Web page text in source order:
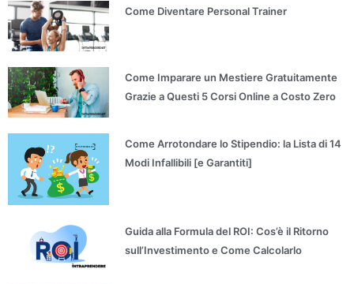
Come Diventare Personal Trainer
Come Imparare un Mestiere Gratuitamente
Grazie a Questi 5 Corsi Online a Costo Zero
Come Arrotondare lo Stipendio: la Lista di 14
Modi Infallibili [e Garantiti]
Guida alla Formula del ROI: Cos’è il Ritorno
sull’Investimento e Come Calcolarlo